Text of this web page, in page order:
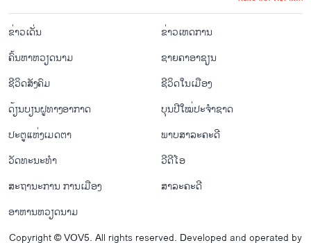
menu footer tiếng Lào
ຂ່າວເດັ່ນ
ຂ່າວເຫດການ
ຄົ້ນຫາຫວຽດນາມ
ຊາຍຄາອາຊຽນ
ຊີ​ວິດ​ສັງ​ຄົມ
ຊີ​ວິດ​ໃນ​ເມືອງ
ດ້ຽນບຽນ​ຝູທາງ​ອາກາດ
ບຸນປີໃໝ່ປະຈຳຊາດ
ປະຕູແຫ່ງເມດຕາ
ພາບສາລະຄະດີ
ວັດທະນະທໍາ
ວີດີໂອ
ສະຖານະການ ການເມືອງ
ສາລະຄະດີ
ອາຫານຫວຽດນາມ
Copyright © VOV5. All rights reserved. Developed and operated by